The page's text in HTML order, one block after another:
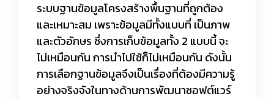
ระบบฐานข้อมูลโครงสร้างพื้นฐานที่ถูกต้อง
และเหมาะสม เพราะข้อมูลมีทั้งแบบที่ เป็นภาพ
และตัวอักษร ซึ่งการเก็บข้อมูลทั้ง 2 แบบนี้ จะ
ไม่เหมือนกัน การนำไปใช้ก็ไม่เหมือนกัน ดังนั้น
การเลือกฐานข้อมูลจึงเป็นเรื่องที่ต้องมีความรู้
อย่างจริงจังในทางด้านการพัฒนาซอฟต์แวร์